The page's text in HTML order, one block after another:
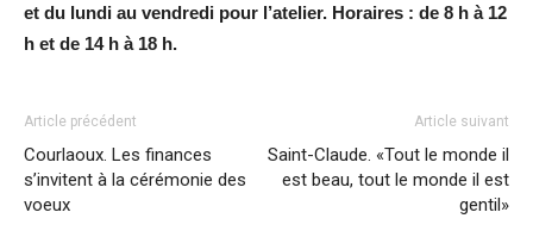
et du lundi au vendredi pour l’atelier. Horaires : de 8 h à 12
h et de 14 h à 18 h.
Article précédent
Courlaoux. Les finances
s’invitent à la cérémonie des
voeux
Article suivant
Saint-Claude. «Tout le monde il
est beau, tout le monde il est
gentil»